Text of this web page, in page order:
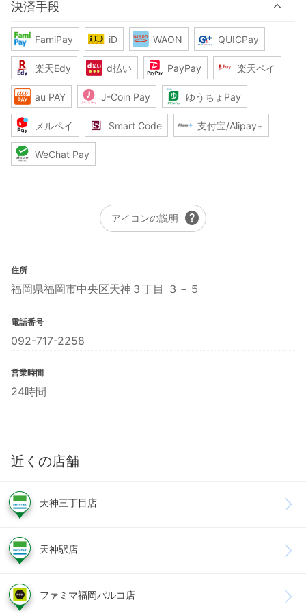
決済手段
FamiPay iD WAON QUICPay
楽天Edy d払い PayPay 楽天ペイ
au PAY J-Coin Pay ゆうちょPay
メルペイ Smart Code 支付宝/Alipay+
WeChat Pay
アイコンの説明 help
住所
福岡県福岡市中央区天神３丁目 ３－５
電話番号
092-717-2258
営業時間
24時間
近くの店舗
天神三丁目店
天神駅店
ファミマ福岡パルコ店